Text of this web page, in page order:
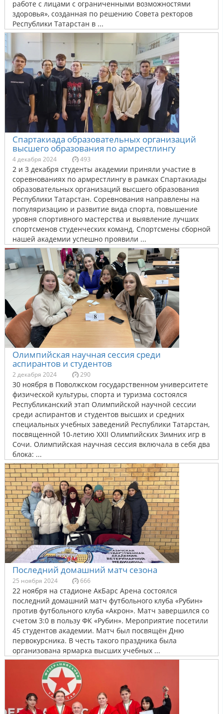
работе с лицами с ограниченными возможностями
здоровья», созданная по решению Совета ректоров
Республики Татарстан в ...
Спартакиада образовательных организаций
высшего образования по армрестлингу
4 декабря 2024 493
2 и 3 декабря студенты академии приняли участие в
соревнованиях по армрестлингу в рамках Спартакиады
образовательных организаций высшего образования
Республики Татарстан. Соревнования направлены на
популяризацию и развитие вида спорта, повышение
уровня спортивного мастерства и выявление лучших
спортсменов студенческих команд. Спортсмены сборной
нашей академии успешно проявили ...
Олимпийская научная сессия среди
аспирантов и студентов
2 декабря 2024 290
30 ноября в Поволжском государственном университете
физической культуры, спорта и туризма состоялся
Республиканский этап Олимпийской научной сессии
среди аспирантов и студентов высших и средних
специальных учебных заведений Республики Татарстан,
посвященной 10-летию XXII Олимпийских Зимних игр в
Сочи. Олимпийская научная сессия включала в себя два
блока: ...
Последний домашний матч сезона
25 ноября 2024 666
22 ноября на стадионе АкБарс Арена состоялся
последний домашний матч футбольного клуба «Рубин»
против футбольного клуба «Акрон». Матч завершился со
счетом 3:0 в пользу ФК «Рубин». Мероприятие посетили
45 студентов академии. Матч был посвящён Дню
первокурсника. В честь такого праздника была
организована ярмарка высших учебных ...